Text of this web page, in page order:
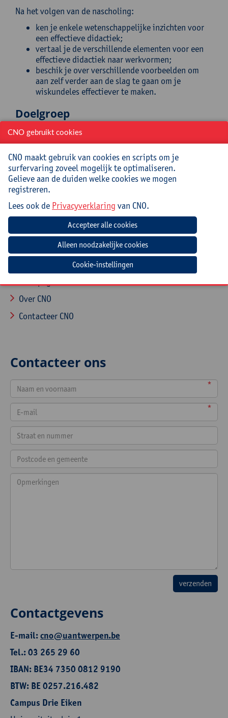
Na het volgen van de nascholing:
ken je enkele wetenschappelijke inzichten voor
een effectieve didactiek;
vertaal je de verschillende elementen voor een
effectieve didactiek naar werkvormen;
beschik je over verschillende voorbeelden om
aan zelf verder aan de slag te gaan om je
wiskundeles effectiever te maken.
Doelgroep
Leerkrachten wiskunde secundair onderwijs
Mee te brengen door cursist
Lesmateriaal (handboek, cursus…)
Navigatie
Over CNO
Contacteer CNO
Contacteer ons
*
*
Contactgevens
E-mail:cno@uantwerpen.be
Tel.: 03 265 29 60
IBAN: BE34 7350 0812 9190
BTW: BE 0257.216.482
Campus Drie Eiken
CNO gebruikt cookies
CNO maakt gebruik van cookies en scripts om je
surfervaring zoveel mogelijk te optimaliseren.
Gelieve aan de duiden welke cookies we mogen
registreren.
Lees ook de Privacyverklaring van CNO.
Cookie-instellingen